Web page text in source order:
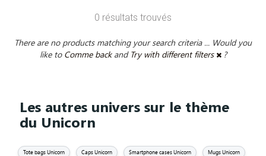
0 résultats trouvés
There are no products matching your search criteria ... Would you
like to Comme back and Try with different filters ?
Les autres univers sur le thème
du Unicorn
Tote bags Unicorn Caps Unicorn Smartphone cases Unicorn Mugs Unicorn